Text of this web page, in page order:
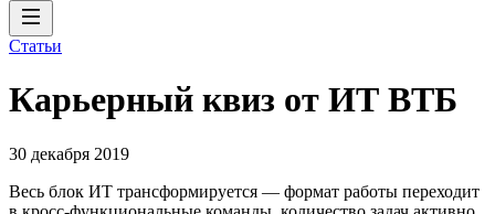
Статьи
Карьерный квиз от ИТ ВТБ
30 декабря 2019
Весь блок ИТ трансформируется — формат работы переходит